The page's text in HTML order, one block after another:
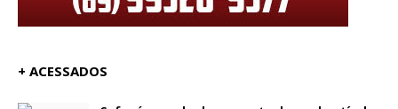
+ ACESSADOS